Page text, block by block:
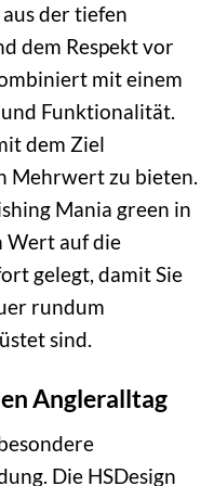
der tiefen
dem Respekt vor
mit einem
Funktionalität.
dem Ziel
Mehrwert zu bieten.
Mania green in
Wert auf die
gelegt, damit Sie
rundum
sind.
Angleralltag
Die HSDesign